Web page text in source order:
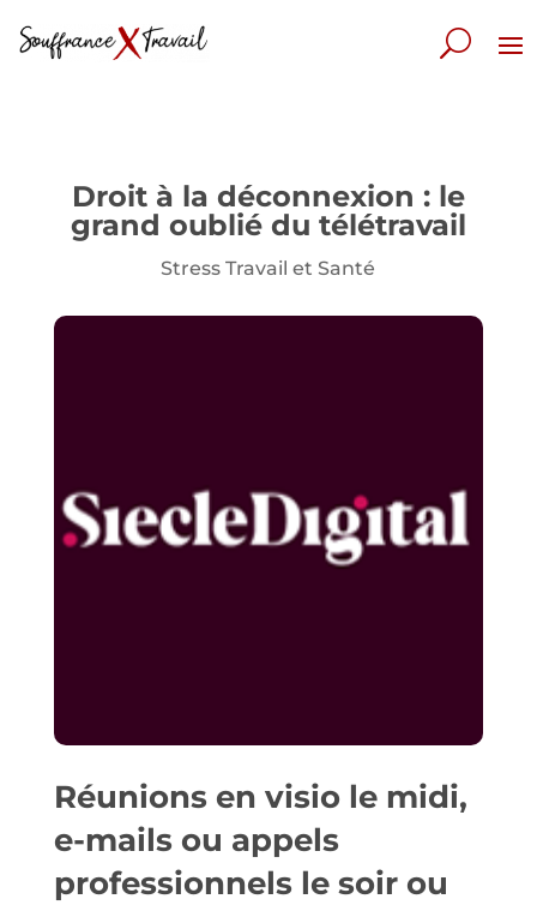
Droit à la déconnexion : le
grand oublié du télétravail
Stress Travail et Santé
Réunions en visio le midi,
e-mails ou appels
professionnels le soir ou